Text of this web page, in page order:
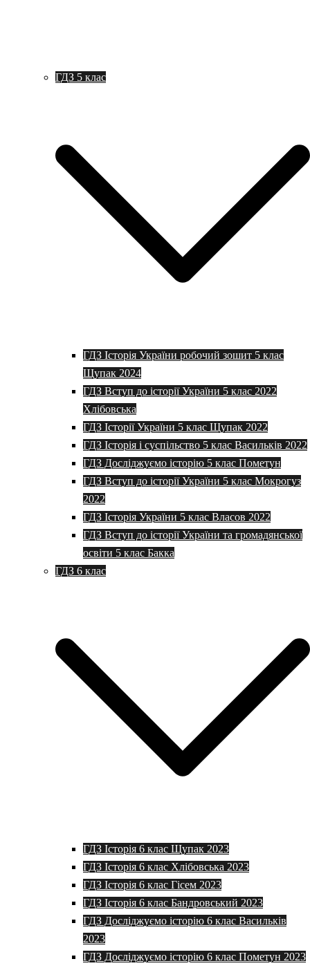
ГДЗ 5 клас
ГДЗ Історія України робочий зошит 5 клас
Щупак 2024
ГДЗ Вступ до історії України 5 клас 2022
Хлібовська
ГДЗ Історії України 5 клас Щупак 2022
ГДЗ Історія і суспільство 5 клас Васильків 2022
ГДЗ Досліджуємо історію 5 клас Пометун
ГДЗ Вступ до історії України 5 клас Мокрогуз
2022
ГДЗ Історія України 5 клас Власов 2022
ГДЗ Вступ до історії України та громадянської
освіти 5 клас Бакка
ГДЗ 6 клас
ГДЗ Історія 6 клас Щупак 2023
ГДЗ Історія 6 клас Хлібовська 2023
ГДЗ Історія 6 клас Гісем 2023
ГДЗ Історія 6 клас Бандровський 2023
ГДЗ Досліджуємо історію 6 клас Васильків
2023
ГДЗ Досліджуємо історію 6 клас Пометун 2023